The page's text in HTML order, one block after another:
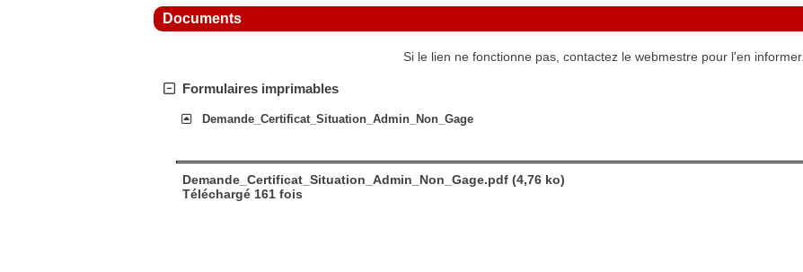
Documents
Si le lien ne fonctionne pas, contactez le webmestre pour l'en informer.
Formulaires imprimables
Demande_Certificat_Situation_Admin_Non_Gage
Demande_Certificat_Situation_Admin_Non_Gage.pdf (4,76 ko)
Téléchargé 161 fois